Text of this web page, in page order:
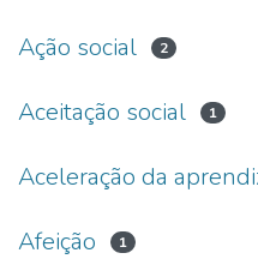
Ação social 2
Aceitação social 1
Aceleração da
Afeição 1